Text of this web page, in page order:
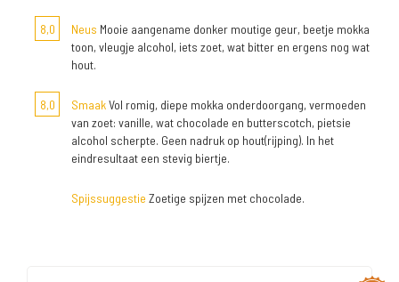
8,0 Neus Mooie aangename donker moutige geur, beetje mokka
toon, vleugje alcohol, iets zoet, wat bitter en ergens nog wat
hout.
8,0 SmaakVol romig, diepe mokka onderdoorgang, vermoeden
van zoet: vanille, wat chocolade en butterscotch, pietsie
alcohol scherpte. Geen nadruk op hout(rijping). In het
eindresultaat een stevig biertje.
Spijssuggestie Zoetige spijzen met chocolade.